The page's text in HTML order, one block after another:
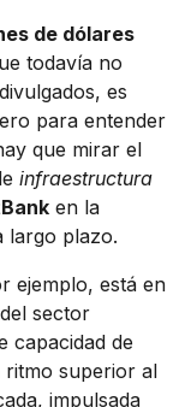
de dólares
todavía no
es
para entender
que mirar el
infraestructura
en la
largo plazo.
ejemplo, está en
sector
capacidad de
superior al
impulsada